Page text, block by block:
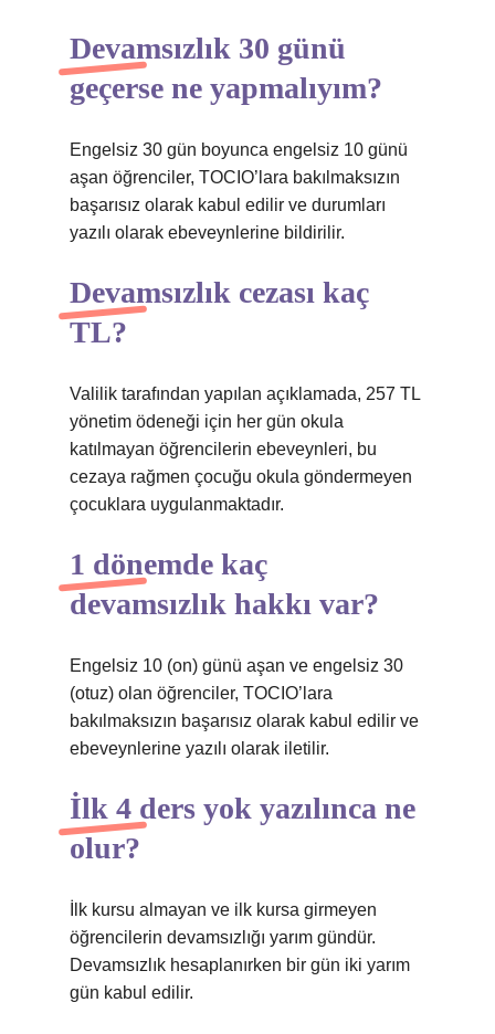
Devamsızlık 30 günü
geçerse ne yapmalıyım?
Engelsiz 30 gün boyunca engelsiz 10 günü
aşan öğrenciler, TOCIO’lara bakılmaksızın
başarısız olarak kabul edilir ve durumları
yazılı olarak ebeveynlerine bildirilir.
Devamsızlık cezası kaç
TL?
Valilik tarafından yapılan açıklamada, 257 TL
yönetim ödeneği için her gün okula
katılmayan öğrencilerin ebeveynleri, bu
cezaya rağmen çocuğu okula göndermeyen
çocuklara uygulanmaktadır.
1 dönemde kaç
devamsızlık hakkı var?
Engelsiz 10 (on) günü aşan ve engelsiz 30
(otuz) olan öğrenciler, TOCIO’lara
bakılmaksızın başarısız olarak kabul edilir ve
ebeveynlerine yazılı olarak iletilir.
İlk 4 ders yok yazılınca ne
olur?
İlk kursu almayan ve ilk kursa girmeyen
öğrencilerin devamsızlığı yarım gündür.
Devamsızlık hesaplanırken bir gün iki yarım
gün kabul edilir.